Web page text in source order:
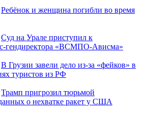
Ребёнок и женщина погибли во время
Суд на Урале приступил к
гендиректора «ВСМПО-Ависма»
В Грузии завели дело из-за «фейков» в
туристов из РФ
Трамп пригрозил тюрьмой
о нехватке ракет у США